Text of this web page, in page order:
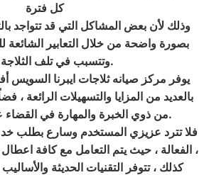
كل فترة
وذلك لأن بعض المشاكل التي قد تتواجد
بصورة واضحة من خلال التعابير الشائعة
وتتسبب في تلف الثلاجة.
يوفر مركز صيانه ثلاجات ايبرنا السويس
بالعديد من المزايا والتسهيلات الرائعة
من ذوي الخبرة والمهارة في القضاء.
فلا تترد عزيزي المستخدم وسارع بطلب
الفعالة ، حيث يتم التعامل مع كافة اعطال ثلاجتك الايبرنا بالسويس ،
كذلك ، تتوفر التقنيات الحديثة